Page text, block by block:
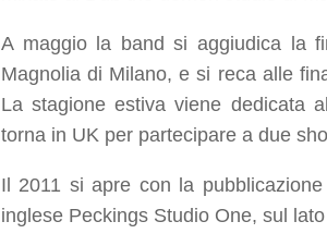
A maggio la band si aggiudica la
Magnolia di Milano, e si reca alle
La stagione estiva viene dedicata
torna in UK per partecipare a due
Il 2011 si apre con la
inglese Peckings Studio One, sul